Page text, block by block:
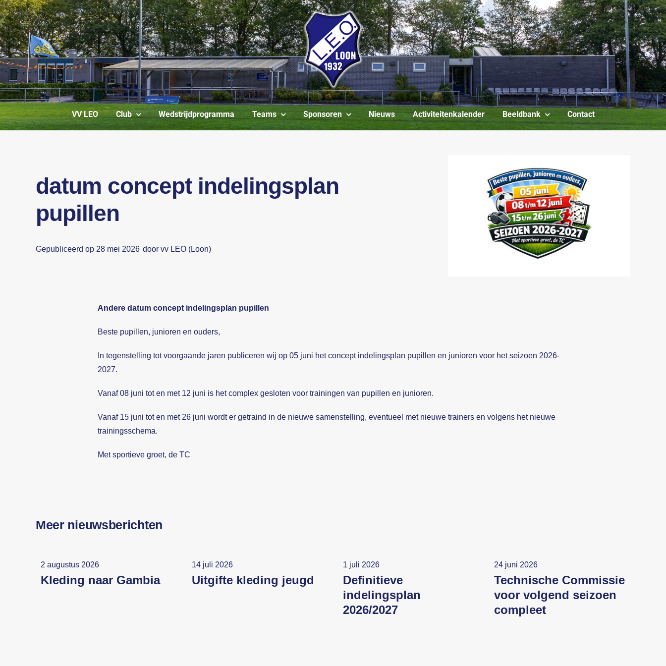
Ga
naar
inhoud
VV LEO Club Wedstrijdprogramma Teams Sponsoren Nieuws Activiteitenkalender Beeldbank Contact
datum concept indelingsplan
pupillen
Gepubliceerd op 28 mei 2026 door vv LEO (Loon)
Andere datum concept indelingsplan pupillen
Beste pupillen, junioren en ouders,
In tegenstelling tot voorgaande jaren publiceren wij op 05 juni het concept indelingsplan pupillen en junioren voor het seizoen 2026-
2027.
Vanaf 08 juni tot en met 12 juni is het complex gesloten voor trainingen van pupillen en junioren.
Vanaf 15 juni tot en met 26 juni wordt er getraind in de nieuwe samenstelling, eventueel met nieuwe trainers en volgens het nieuwe
trainingsschema.
Met sportieve groet, de TC
Meer nieuwsberichten
2 augustus 2026
Kleding naar Gambia
14 juli 2026
Uitgifte kleding jeugd
1 juli 2026
Definitieve
indelingsplan
2026/2027
24 juni 2026
Technische Commissie
voor volgend seizoen
compleet